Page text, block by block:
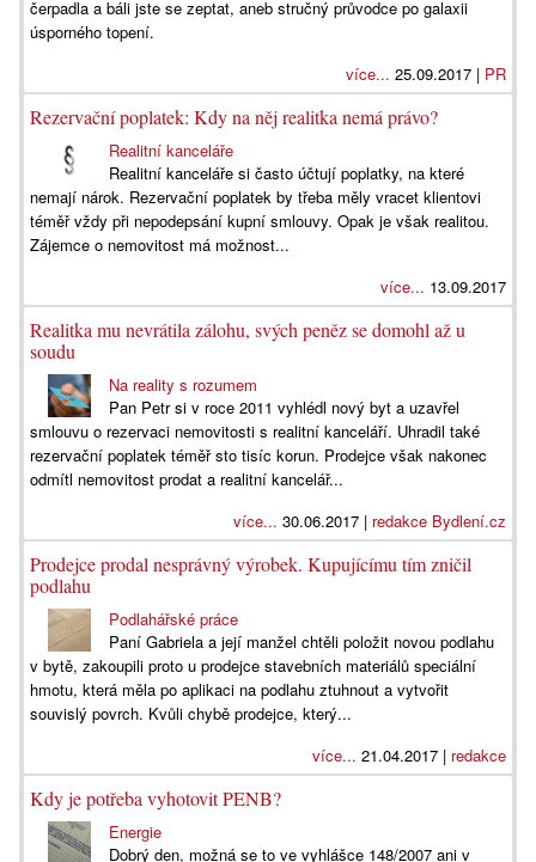
čerpadla a báli jste se zeptat, aneb stručný průvodce po galaxii
úsporného topení.
více... 25.09.2017 | PR
Rezervační poplatek: Kdy na něj realitka nemá právo?
Realitní kanceláře
Realitní kanceláře si často účtují poplatky, na které
nemají nárok. Rezervační poplatek by třeba měly vracet klientovi
téměř vždy při nepodepsání kupní smlouvy. Opak je však realitou.
Zájemce o nemovitost má možnost...
více... 13.09.2017
Realitka mu nevrátila zálohu, svých peněz se domohl až u
soudu
Na reality s rozumem
Pan Petr si v roce 2011 vyhlédl nový byt a uzavřel
smlouvu o rezervaci nemovitosti s realitní kanceláří. Uhradil také
rezervační poplatek téměř sto tisíc korun. Prodejce však nakonec
odmítl nemovitost prodat a realitní kancelář...
více... 30.06.2017 | redakce Bydlení.cz
Prodejce prodal nesprávný výrobek. Kupujícímu tím zničil
podlahu
Podlahářské práce
Paní Gabriela a její manžel chtěli položit novou podlahu
v bytě, zakoupili proto u prodejce stavebních materiálů speciální
hmotu, která měla po aplikaci na podlahu ztuhnout a vytvořit
souvislý povrch. Kvůli chybě prodejce, který...
více... 21.04.2017 | redakce
Kdy je potřeba vyhotovit PENB?
Energie
Dobrý den, možná se to ve vyhlášce 148/2007 ani v